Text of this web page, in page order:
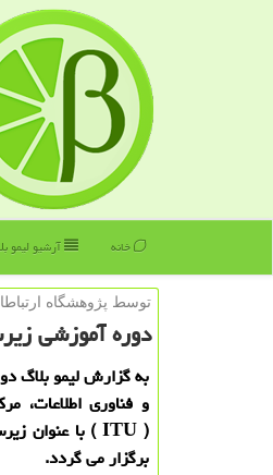
خانه آرشیو لیمو
توسط پژوهشگاه
دوره آموزشی
به گزارش لیمو بلاگ
برگزار می گردد.